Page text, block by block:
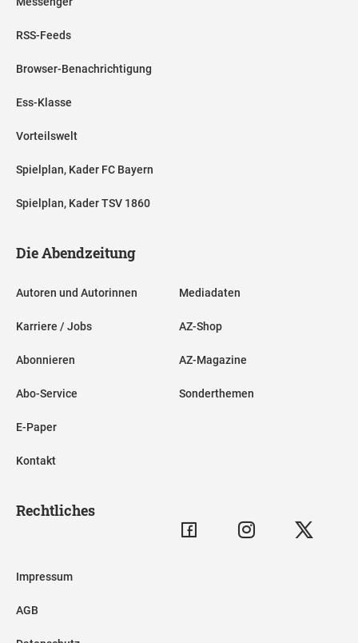
RSS-Feeds
Browser-Benachrichtigung
Ess-Klasse
Vorteilswelt
Spielplan, Kader FC Bayern
Spielplan, Kader TSV 1860
Die Abendzeitung
Autoren und Autorinnen
Karriere / Jobs
Abonnieren
Abo-Service
E-Paper
Kontakt
Mediadaten
AZ-Shop
AZ-Magazine
Sonderthemen
Rechtliches
Impressum
AGB